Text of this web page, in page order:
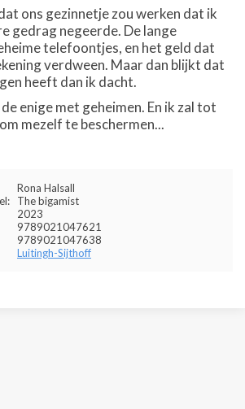
ons gezinnetje zou werken dat ik
gedrag negeerde. De lange
telefoontjes, en het geld dat
verdween. Maar dan blijkt dat
heeft dan ik dacht.
enige met geheimen. En ik zal tot
mezelf te beschermen...
Rona Halsall
The bigamist
2023
9789021047621
9789021047638
Luitingh-Sijthoff